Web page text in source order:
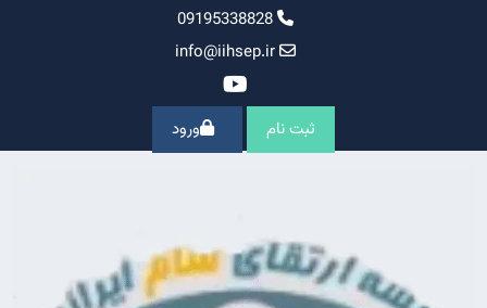
09195338828
info@iihsep.ir
ثبت نام ورود